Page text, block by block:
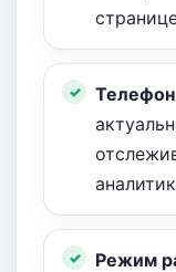
Режим